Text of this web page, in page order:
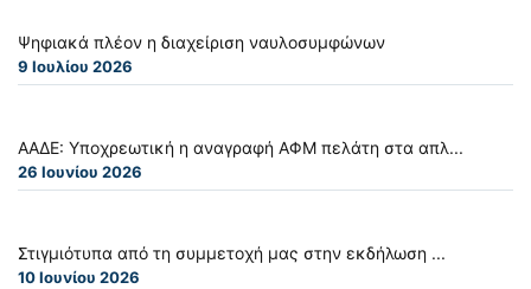
Ψηφιακά πλέον η διαχείριση ναυλοσυμφώνων
9 Ιουλίου 2026
ΑΑΔΕ: Υποχρεωτική η αναγραφή ΑΦΜ πελάτη στα απλ...
26 Ιουνίου 2026
Στιγμιότυπα από τη συμμετοχή μας στην εκδήλωση ...
10 Ιουνίου 2026